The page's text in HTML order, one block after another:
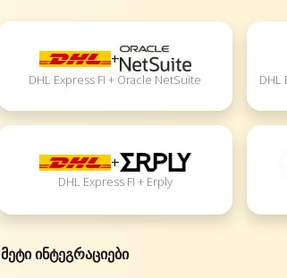
+
DHL Express FI + Oracle NetSuite
DHL
+
DHL Express FI + Erply
მეტი ინტეგრაციები